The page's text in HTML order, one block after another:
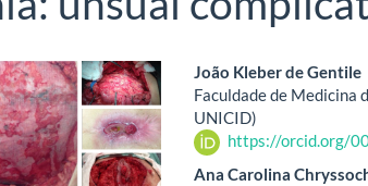
Main
Article
Content
João Kleber de Gentile
Faculdade de Medicina
UNICID)
https://orcid.org/
Ana Carolina